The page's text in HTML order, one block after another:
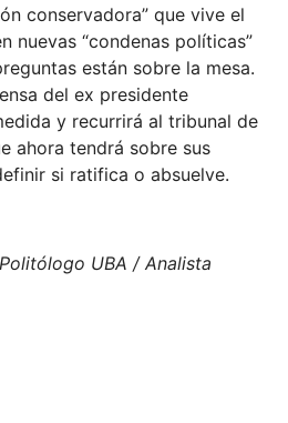
conservadora” que vive el
nuevas “condenas políticas”
están sobre la mesa.
del ex presidente
y recurrirá al tribunal de
ahora tendrá sobre sus
si ratifica o absuelve.
UBA / Analista